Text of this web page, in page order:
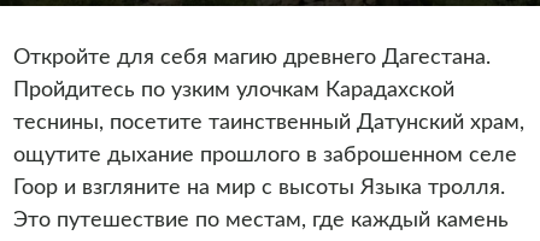
Откройте для себя магию древнего Дагестана.
Пройдитесь по узким улочкам Карадахской
теснины, посетите таинственный Датунский храм,
ощутите дыхание прошлого в заброшенном селе
Гоор и взгляните на мир с высоты Языка тролля.
Это путешествие по местам, где каждый камень